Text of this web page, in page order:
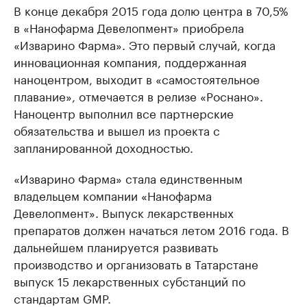
В конце декабря 2015 года долю центра в 70,5%
в «Нанофарма Девелопмент» приобрела
«Изварино Фарма». Это первый случай, когда
инновационная компания, поддержанная
наноцентром, выходит в «самостоятельное
плавание», отмечается в релизе «Роснано».
Наноцентр выполнил все партнерские
обязательства и вышел из проекта с
запланированной доходностью.
«Изварино Фарма» стала единственным
владельцем компании «Нанофарма
Девелопмент». Выпуск лекарственных
препаратов должен начаться летом 2016 года. В
дальнейшем планируется развивать
производство и организовать в Татарстане
выпуск 15 лекарственных субстанций по
стандартам GMP.